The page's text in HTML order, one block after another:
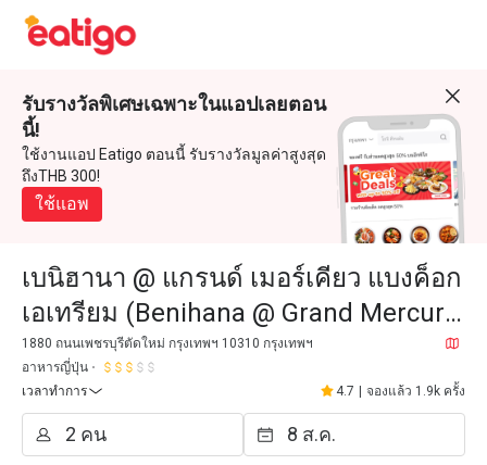
รับรางวัลพิเศษเฉพาะในแอปเลยตอน
นี้!
ใช้งานแอป Eatigo ตอนนี้ รับรางวัลมูลค่าสูงสุด
ถึงTHB 300!
ใช้แอพ
เบนิฮานา @ แกรนด์ เมอร์เคียว แบงค็อก
เอเทรียม (Benihana @ Grand Mercure
Bangkok Atrium)
1880 ถนนเพชรบุรีตัดใหม่ กรุงเทพฯ 10310 กรุงเทพฯ
อาหารญี่ปุ่น
เวลาทำการ
4.7 จองแล้ว 1.9k ครั้ง